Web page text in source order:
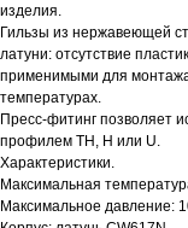
изделия.
Гильзы из нержавеющей
латуни: отсутствие
применимыми для
температурах.
Пресс-фитинг позволяет
профилем TH, H или U.
Характеристики.
Максимальная
Максимальное давление: